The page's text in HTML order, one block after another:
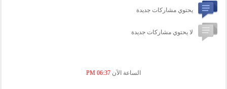
يحتوي مشاركات جديدة
لا يحتوي مشاركات جديدة
الساعة الآن 06:37 PM